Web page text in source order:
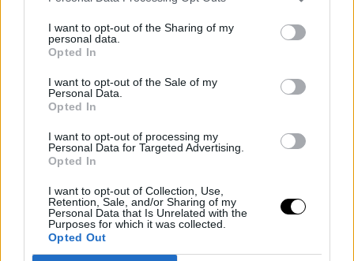
I want to opt-out of the Sharing of my
personal data.
Opted In
I want to opt-out of the Sale of my
Personal Data.
Opted In
I want to opt-out of processing my
Personal Data for Targeted Advertising.
Opted In
I want to opt-out of Collection, Use,
Retention, Sale, and/or Sharing of my
Personal Data that Is Unrelated with the
Purposes for which it was collected.
Opted Out